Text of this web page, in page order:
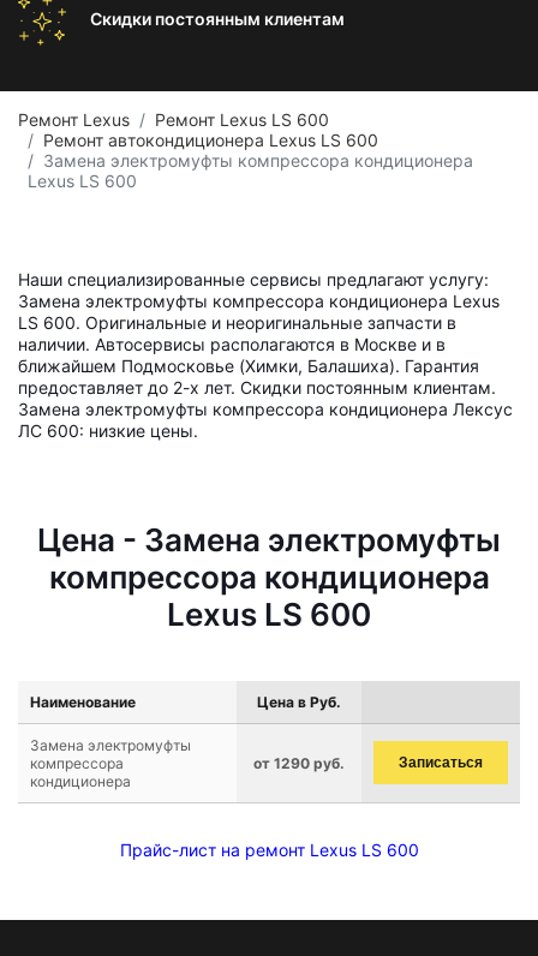
Скидки постоянным клиентам
Ремонт Lexus
Ремонт Lexus LS 600
Ремонт автокондиционера Lexus LS 600
Замена электромуфты компрессора кондиционера
Lexus LS 600
Наши специализированные сервисы предлагают услугу:
Замена электромуфты компрессора кондиционера Lexus
LS 600. Оригинальные и неоригинальные запчасти в
наличии. Автосервисы располагаются в Москве и в
ближайшем Подмосковье (Химки, Балашиха). Гарантия
предоставляет до 2-х лет. Скидки постоянным клиентам.
Замена электромуфты компрессора кондиционера Лексус
ЛС 600: низкие цены.
Цена - Замена электромуфты
компрессора кондиционера
Lexus LS 600
Наименование Цена в Руб.
Замена электромуфты
компрессора
кондиционера
от 1290 руб. Записаться
Прайс-лист на ремонт Lexus LS 600